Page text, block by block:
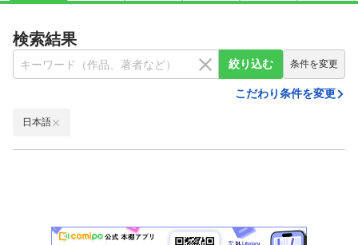
検索結果
絞り込む 条件を変更
こだわり条件を変更
日本語